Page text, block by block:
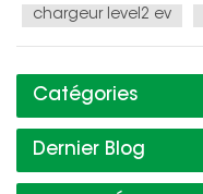
chargeur level2 ev
Catégories
Dernier Blog